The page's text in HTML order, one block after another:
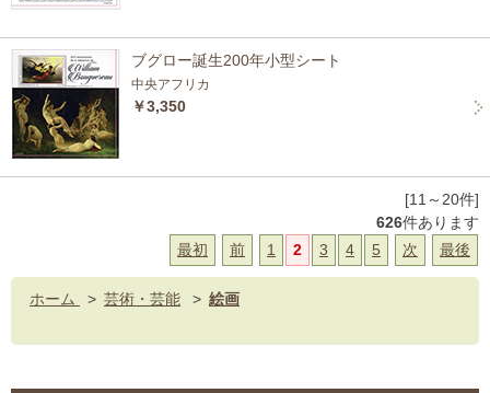
ブグロー誕生200年小型シート
中央アフリカ
￥3,350
[11～20件]
626件あります
最初
前 1 2 3 4 5 次 最後
ホーム > 芸術・芸能 > 絵画